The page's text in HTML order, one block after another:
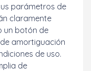
parámetros de
claramente
un botón de
amortiguación
de uso.
de